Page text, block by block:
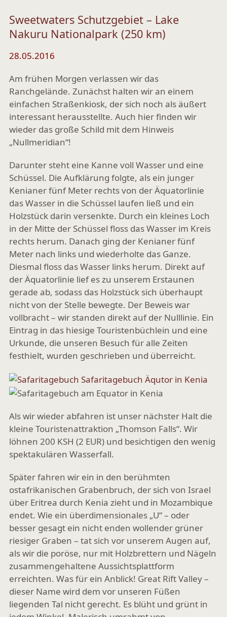
Sweetwaters Schutzgebiet – Lake
Nakuru Nationalpark (250 km)
28.05.2016
Am frühen Morgen verlassen wir das
Ranchgelände. Zunächst halten wir an einem
einfachen Straßenkiosk, der sich noch als äußert
interessant herausstellte. Auch hier finden wir
wieder das große Schild mit dem Hinweis
„Nullmeridian“!
Darunter steht eine Kanne voll Wasser und eine
Schüssel. Die Aufklärung folgte, als ein junger
Kenianer fünf Meter rechts von der Äquatorlinie
das Wasser in die Schüssel laufen ließ und ein
Holzstück darin versenkte. Durch ein kleines Loch
in der Mitte der Schüssel floss das Wasser im Kreis
rechts herum. Danach ging der Kenianer fünf
Meter nach links und wiederholte das Ganze.
Diesmal floss das Wasser links herum. Direkt auf
der Äquatorlinie lief es zu unserem Erstaunen
gerade ab, sodass das Holzstück sich überhaupt
nicht von der Stelle bewegte. Der Beweis war
vollbracht – wir standen direkt auf der Nulllinie. Ein
Eintrag in das hiesige Touristenbüchlein und eine
Urkunde, die unseren Besuch für alle Zeiten
festhielt, wurden geschrieben und überreicht.
Als wir wieder abfahren ist unser nächster Halt die
kleine Touristenattraktion „Thomson Falls“. Wir
löhnen 200 KSH (2 EUR) und besichtigen den wenig
spektakulären Wasserfall.
Später fahren wir ein in den berühmten
ostafrikanischen Grabenbruch, der sich von Israel
über Eritrea durch Kenia zieht und in Mozambique
endet. Wie ein überdimensionales „U“ – oder
besser gesagt ein nicht enden wollender grüner
riesiger Graben – tat sich vor unserem Augen auf,
als wir die poröse, nur mit Holzbrettern und Nägeln
zusammengehaltene Aussichtsplattform
erreichten. Was für ein Anblick! Great Rift Valley –
dieser Name wird dem vor unseren Füßen
liegenden Tal nicht gerecht. Es blüht und grünt in